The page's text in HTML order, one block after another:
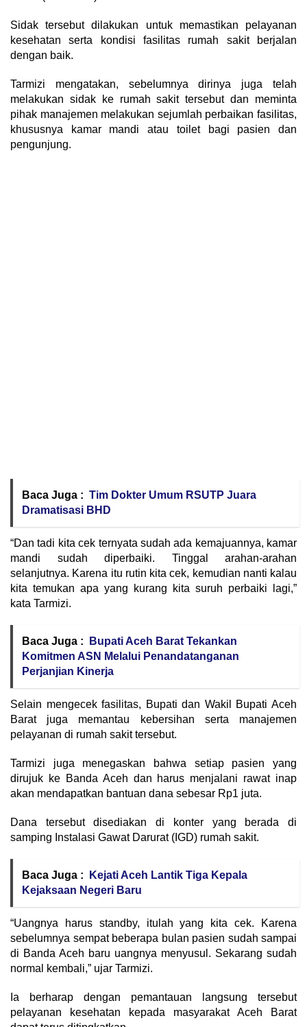
Sidak tersebut dilakukan untuk memastikan pelayanan
kesehatan serta kondisi fasilitas rumah sakit berjalan
dengan baik.
Tarmizi mengatakan, sebelumnya dirinya juga telah
melakukan sidak ke rumah sakit tersebut dan meminta
pihak manajemen melakukan sejumlah perbaikan fasilitas,
khususnya kamar mandi atau toilet bagi pasien dan
pengunjung.
Baca Juga : Tim Dokter Umum RSUTP Juara
Dramatisasi BHD
“Dan tadi kita cek ternyata sudah ada kemajuannya, kamar
mandi sudah diperbaiki. Tinggal arahan-arahan
selanjutnya. Karena itu rutin kita cek, kemudian nanti kalau
kita temukan apa yang kurang kita suruh perbaiki lagi,”
kata Tarmizi.
Baca Juga :
Bupati Aceh Barat Tekankan
Komitmen ASN Melalui Penandatanganan
Perjanjian Kinerja
Selain mengecek fasilitas, Bupati dan Wakil Bupati Aceh
Barat juga memantau kebersihan serta manajemen
pelayanan di rumah sakit tersebut.
Tarmizi juga menegaskan bahwa setiap pasien yang
dirujuk ke Banda Aceh dan harus menjalani rawat inap
akan mendapatkan bantuan dana sebesar Rp1 juta.
Dana tersebut disediakan di konter yang berada di
samping Instalasi Gawat Darurat (IGD) rumah sakit.
Baca Juga :
Kejati Aceh Lantik Tiga Kepala
Kejaksaan Negeri Baru
“Uangnya harus standby, itulah yang kita cek. Karena
sebelumnya sempat beberapa bulan pasien sudah sampai
di Banda Aceh baru uangnya menyusul. Sekarang sudah
normal kembali,” ujar Tarmizi.
Ia berharap dengan pemantauan langsung tersebut
pelayanan kesehatan kepada masyarakat Aceh Barat